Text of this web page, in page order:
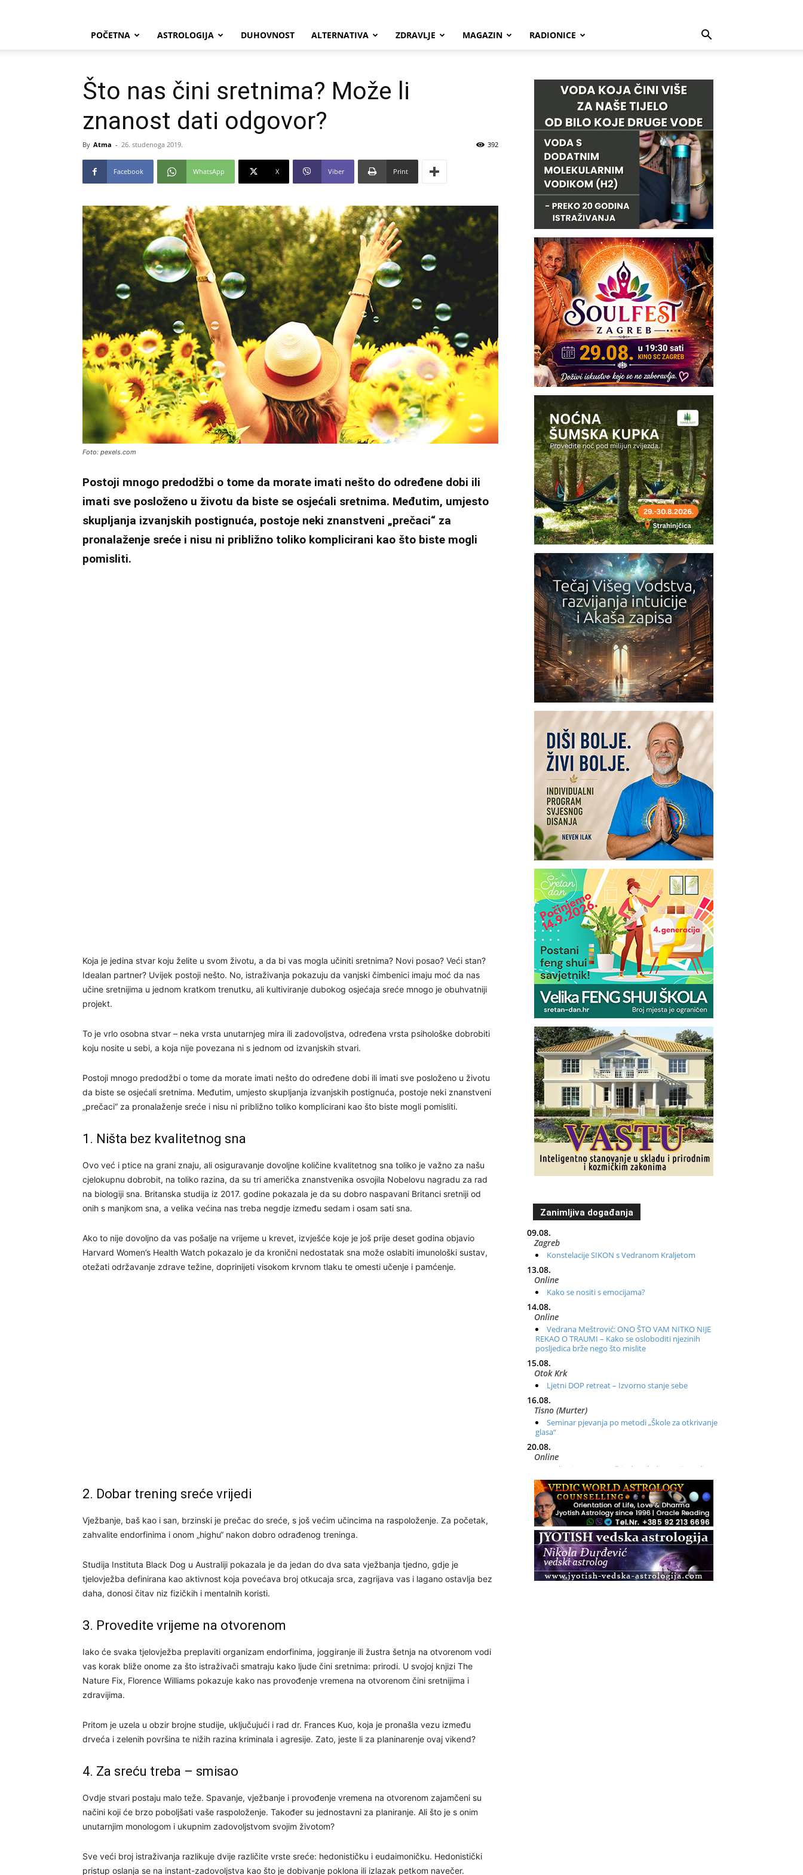
POČETNA ASTROLOGIJA DUHOVNOST ALTERNATIVA ZDRAVLJE MAGAZIN RADIONICE
Što nas čini sretnima? Može li
znanost dati odgovor?
By Atma - 26. studenoga 2019. 392
Facebook WhatsApp X Viber Print
Foto: pexels.com
Postoji mnogo predodžbi o tome da morate imati nešto do određene dobi ili
imati sve posloženo u životu da biste se osjećali sretnima. Međutim, umjesto
skupljanja izvanjskih postignuća, postoje neki znanstveni „prečaci“ za
pronalaženje sreće i nisu ni približno toliko komplicirani kao što biste mogli
pomisliti.
Koja je jedina stvar koju želite u svom životu, a da bi vas mogla učiniti sretnima? Novi posao? Veći stan?
Idealan partner? Uvijek postoji nešto. No, istraživanja pokazuju da vanjski čimbenici imaju moć da nas
učine sretnijima u jednom kratkom trenutku, ali kultiviranje dubokog osjećaja sreće mnogo je obuhvatniji
projekt.
To je vrlo osobna stvar – neka vrsta unutarnjeg mira ili zadovoljstva, određena vrsta psihološke dobrobiti
koju nosite u sebi, a koja nije povezana ni s jednom od izvanjskih stvari.
Postoji mnogo predodžbi o tome da morate imati nešto do određene dobi ili imati sve posloženo u životu
da biste se osjećali sretnima. Međutim, umjesto skupljanja izvanjskih postignuća, postoje neki znanstveni
„prečaci“ za pronalaženje sreće i nisu ni približno toliko komplicirani kao što biste mogli pomisliti.
1. Ništa bez kvalitetnog sna
Ovo već i ptice na grani znaju, ali osiguravanje dovoljne količine kvalitetnog sna toliko je važno za našu
cjelokupnu dobrobit, na toliko razina, da su tri američka znanstvenika osvojila Nobelovu nagradu za rad
na biologiji sna. Britanska studija iz 2017. godine pokazala je da su dobro naspavani Britanci sretniji od
onih s manjkom sna, a velika većina nas treba negdje između sedam i osam sati sna.
Ako to nije dovoljno da vas pošalje na vrijeme u krevet, izvješće koje je još prije deset godina objavio
Harvard Women’s Health Watch pokazalo je da kronični nedostatak sna može oslabiti imunološki sustav,
otežati održavanje zdrave težine, doprinijeti visokom krvnom tlaku te omesti učenje i pamćenje.
2. Dobar trening sreće vrijedi
Vježbanje, baš kao i san, brzinski je prečac do sreće, s još većim učincima na raspoloženje. Za početak,
zahvalite endorfinima i onom „highu“ nakon dobro odrađenog treninga.
Studija Instituta Black Dog u Australiji pokazala je da jedan do dva sata vježbanja tjedno, gdje je
tjelovježba definirana kao aktivnost koja povećava broj otkucaja srca, zagrijava vas i lagano ostavlja bez
daha, donosi čitav niz fizičkih i mentalnih koristi.
3. Provedite vrijeme na otvorenom
Iako će svaka tjelovježba preplaviti organizam endorfinima, joggiranje ili žustra šetnja na otvorenom vodi
vas korak bliže onome za što istraživači smatraju kako ljude čini sretnima: prirodi. U svojoj knjizi The
Nature Fix, Florence Williams pokazuje kako nas provođenje vremena na otvorenom čini sretnijima i
zdravijima.
Pritom je uzela u obzir brojne studije, uključujući i rad dr. Frances Kuo, koja je pronašla vezu između
drveća i zelenih površina te nižih razina kriminala i agresije. Zato, jeste li za planinarenje ovaj vikend?
4. Za sreću treba – smisao
Ovdje stvari postaju malo teže. Spavanje, vježbanje i provođenje vremena na otvorenom zajamčeni su
načini koji će brzo poboljšati vaše raspoloženje. Također su jednostavni za planiranje. Ali što je s onim
unutarnjim monologom i ukupnim zadovoljstvom svojim životom?
Sve veći broj istraživanja razlikuje dvije različite vrste sreće: hedonističku i eudaimoničku. Hedonistički
pristup oslanja se na instant-zadovoljstva kao što je dobivanje poklona ili izlazak petkom navečer.
Zanimljiva događanja
09.08.
Zagreb
Konstelacije SIKON s Vedranom Kraljetom
13.08.
Online
Kako se nositi s emocijama?
14.08.
Online
Vedrana Meštrović: ONO ŠTO VAM NITKO NIJE
REKAO O TRAUMI – Kako se osloboditi njezinih
posljedica brže nego što mislite
15.08.
Otok Krk
Ljetni DOP retreat – Izvorno stanje sebe
16.08.
Tisno (Murter)
Seminar pjevanja po metodi „Škole za otkrivanje
glasa“
20.08.
Online
Radionica: Pomagači iz drugih dimenzija Online –
otvoreno za sve
21.08.
Zagreb+Online
Osnovni ThetaHealing® tečaj, Zagreb i Online
22.08.
Pula
Access BARS®, otpusti stres
23.08.
Pula